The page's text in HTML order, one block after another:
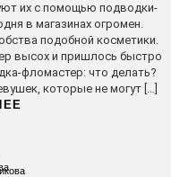
их с помощью подводки-
в магазинах огромен.
подобной косметики.
высох и пришлось быстро
фломастер: что делать?
которые не могут […]